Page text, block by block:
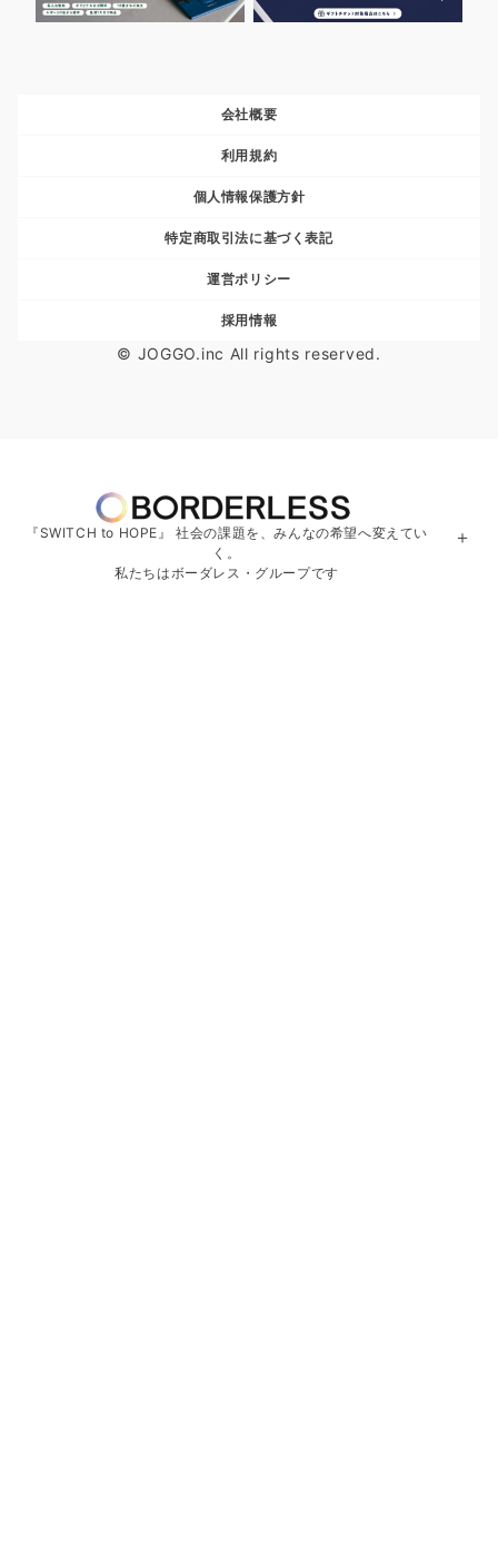
会社概要
利用規約
個人情報保護方針
特定商取引法に基づく表記
運営ポリシー
採用情報
© JOGGO.inc All rights reserved.
『SWITCH to HOPE』 社会の課題を、みんなの希望へ変えてい
く。
私たちはボーダレス・グループです
＋